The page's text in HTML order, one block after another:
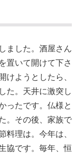
ました。酒屋さん
置いて開けて下さ
ようとしたら、
た。天井に激突し
ったです。仏様と
。その後、家族で
理は。今年は、
協です。毎年、恒